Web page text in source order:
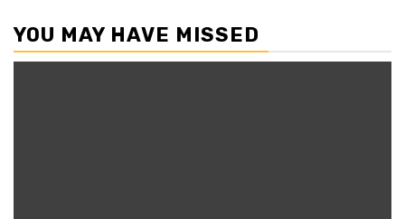
YOU MAY HAVE MISSED